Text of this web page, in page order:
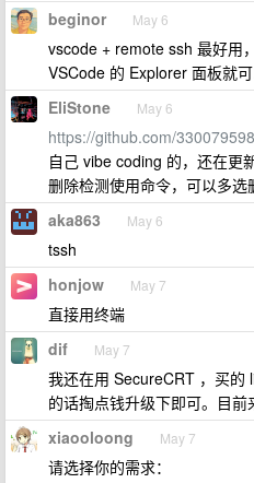
beginor May 6
vscode + remote ssh 最好用
VSCode 的 Explorer 面板就
EliStone May 6
https://github.com/
自己 vibe coding 的，还在更
删除检测使用命令，可以多选
aka863 May 6
tssh
honjow May 7
直接用终端
dif May 7
我还在用 SecureCRT ，买的
的话掏点钱升级下即可。目前
xiaooloong May 7
请选择你的需求：